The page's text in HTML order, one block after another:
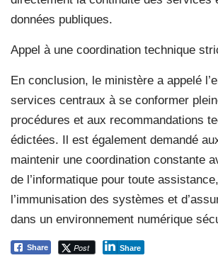
données publiques.
Appel à une coordination technique
En conclusion, le ministère a appelé
services centraux à se conformer
procédures et aux recommandations
édictées. Il est également demandé
maintenir une coordination constante
de l’informatique pour toute
l’immunisation des systèmes et
dans un environnement numérique
Share Post Share